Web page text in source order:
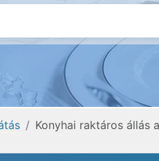
Konyhai raktáros állás